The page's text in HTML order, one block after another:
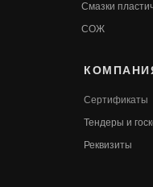
Смазки
СОЖ
Сертификаты
Тендеры и
Реквизиты